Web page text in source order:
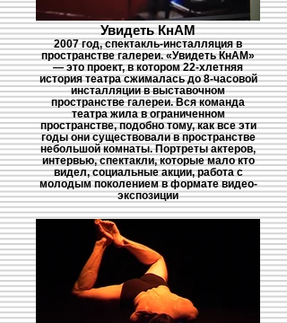
Увидеть КнАМ
2007 год, спектакль-инсталляция в
пространстве галереи. «Увидеть КнАМ»
— это проект, в котором 22-хлетняя
история театра сжималась до 8-часовой
инсталляции в выставочном
пространстве галереи. Вся команда
театра жила в ограниченном
пространстве, подобно тому, как все эти
годы они существовали в пространстве
небольшой комнаты. Портреты актеров,
интервью, спектакли, которые мало кто
видел, социальные акции, работа с
молодым поколением в формате видео-
экспозиции